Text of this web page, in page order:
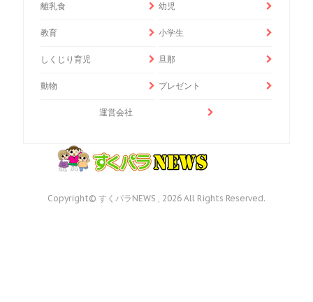
離乳食 幼児
教育 小学生
しくじり育児 旦那
動物 プレゼント
運営会社
Copyright© すくパラNEWS , 2026 All Rights Reserved.